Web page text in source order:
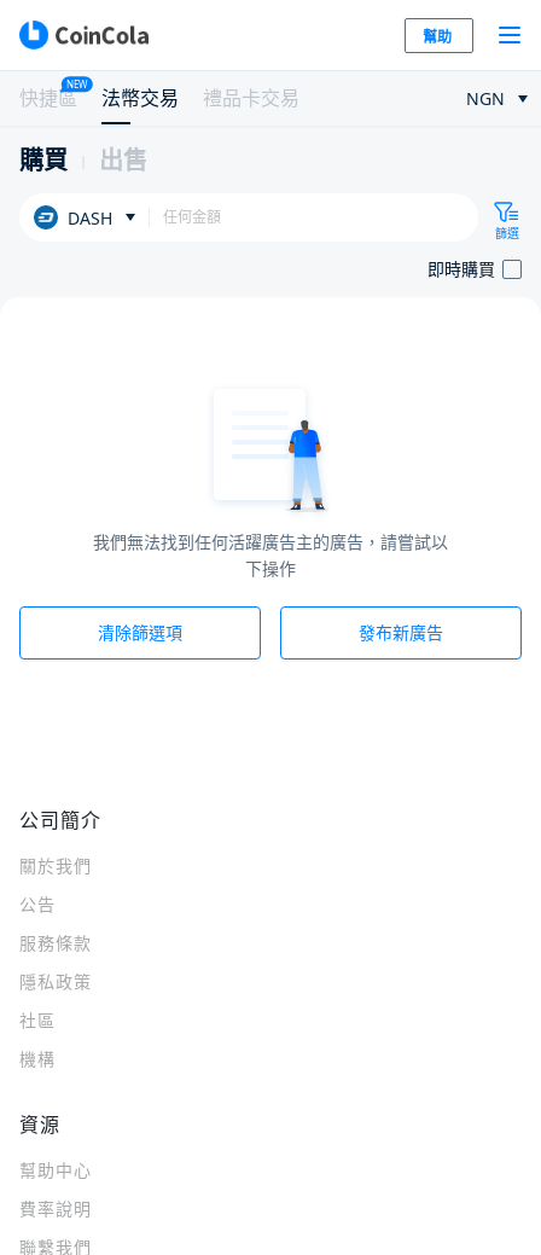
幫助
快捷區
NEW
法幣交易 禮品卡交易 NGN
購買 出售
DASH
篩選
即時購買
我們無法找到任何活躍廣告主的廣告，請嘗試以
下操作
清除篩選項 發布新廣告
公司簡介
關於我們
公告
服務條款
隱私政策
社區
機構
資源
幫助中心
費率說明
聯繫我們